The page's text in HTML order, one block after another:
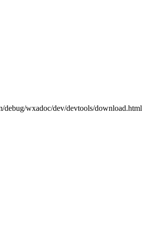
wxadoc/dev/devtools/download.html